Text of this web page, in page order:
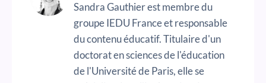
Sandra Gauthier est membre du
groupe IEDU France et responsable
du contenu éducatif. Titulaire d'un
doctorat en sciences de l'éducation
de l'Université de Paris, elle se